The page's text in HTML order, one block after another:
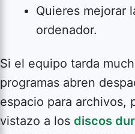
Quieres mejorar
ordenador.
Si el equipo tarda
programas abren
espacio para archivos,
vistazo a los discos